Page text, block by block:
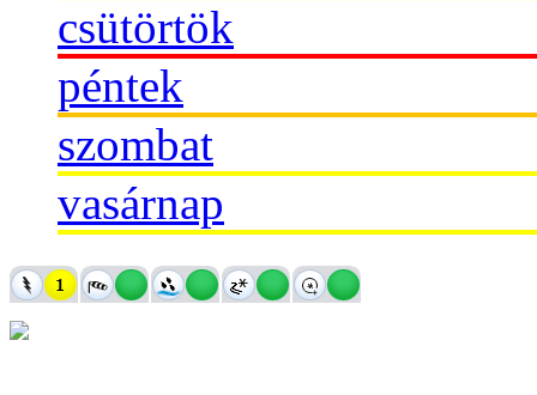
csütörtök
péntek
szombat
vasárnap